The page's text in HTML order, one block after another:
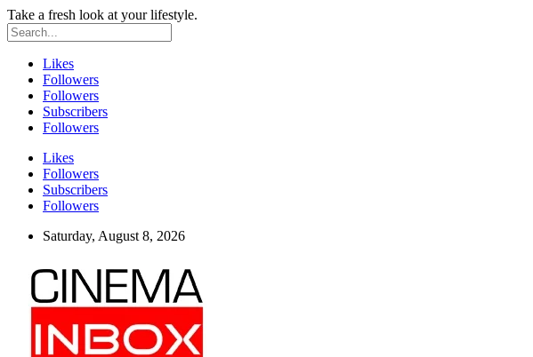
Take a fresh look at your lifestyle.
Likes
Followers
Followers
Subscribers
Followers
Likes
Followers
Subscribers
Followers
Saturday, August 8, 2026